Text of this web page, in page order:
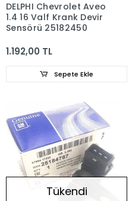
DELPHI Chevrolet Aveo
1.4 16 Valf Krank Devir
Sensörü 25182450
1.192,00 TL
Sepete Ekle
Tükendi